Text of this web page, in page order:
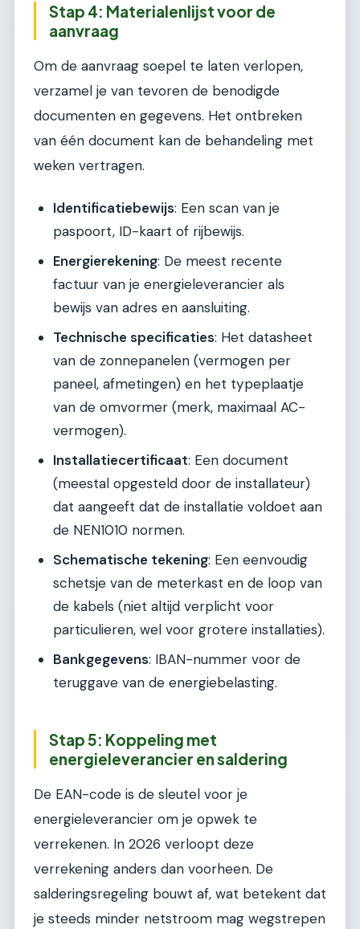
Stap 4: Materialenlijst voor de
aanvraag
Om de aanvraag soepel te laten verlopen,
verzamel je van tevoren de benodigde
documenten en gegevens. Het ontbreken
van één document kan de behandeling met
weken vertragen.
Identificatiebewijs: Een scan van je
paspoort, ID-kaart of rijbewijs.
Energierekening: De meest recente
factuur van je energieleverancier als
bewijs van adres en aansluiting.
Technische specificaties: Het datasheet
van de zonnepanelen (vermogen per
paneel, afmetingen) en het typeplaatje
van de omvormer (merk, maximaal AC-
vermogen).
Installatiecertificaat: Een document
(meestal opgesteld door de installateur)
dat aangeeft dat de installatie voldoet aan
de NEN1010 normen.
Schematische tekening: Een eenvoudig
schetsje van de meterkast en de loop van
de kabels (niet altijd verplicht voor
particulieren, wel voor grotere installaties).
Bankgegevens: IBAN-nummer voor de
teruggave van de energiebelasting.
Stap 5: Koppeling met
energieleverancier en saldering
De EAN-code is de sleutel voor je
energieleverancier om je opwek te
verrekenen. In 2026 verloopt deze
verrekening anders dan voorheen. De
salderingsregeling bouwt af, wat betekent dat
je steeds minder netstroom mag wegstrepen